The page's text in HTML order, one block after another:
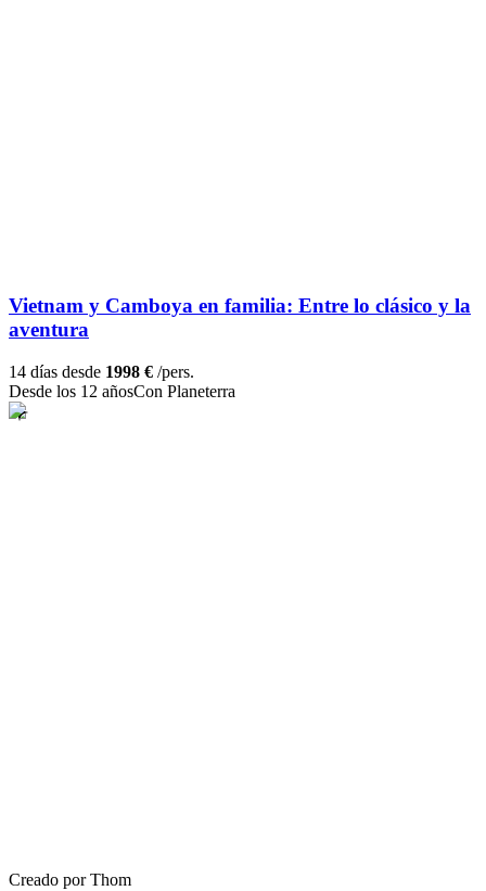
Vietnam y Camboya en familia: Entre lo clásico y la
aventura
14 días desde 1998 € /pers.
Desde los 12 añosCon Planeterra
Creado por Thom